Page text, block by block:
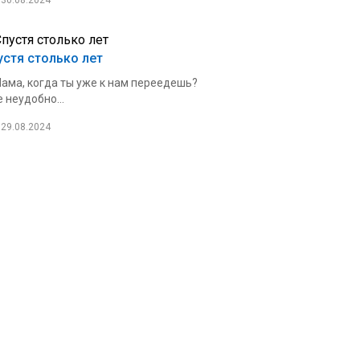
столько лет
когда ты уже к нам переедешь?
неудобно...
29.08.2024